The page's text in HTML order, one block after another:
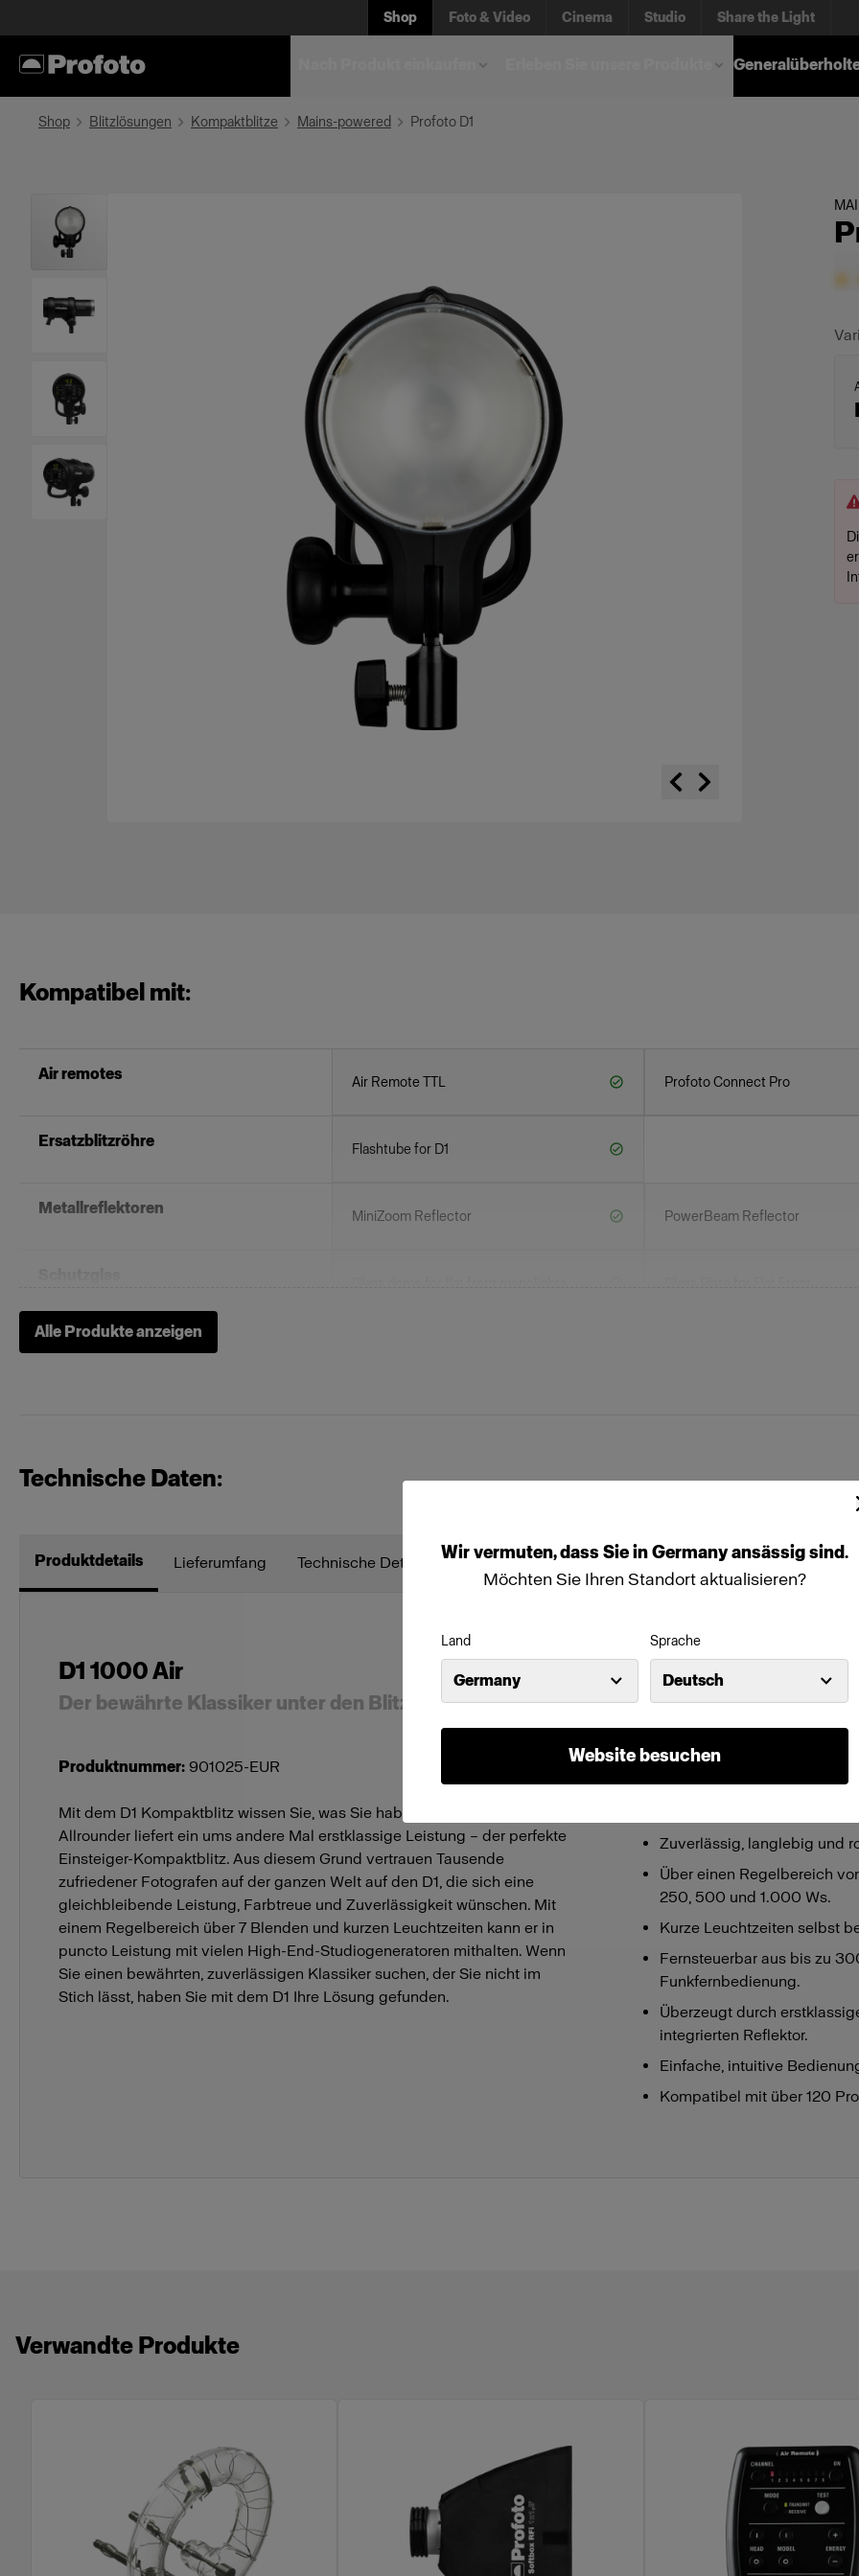
Wirvermuten,dass SieinGermany ansässigsind.
Möchten Sie Ihren Standort aktualisieren?
Land
Germany
Sprache
Deutsch
Website besuchen
Shop Foto & Video Cinema Studio Share the Light
Shop Blitzlösungen Kompaktblitze Mains-powered Profoto D1
Kompatibel mit:
Air remotes Air Remote TTL Profoto Connect Pro
Ersatzblitzröhre Flashtube for D1
Metallreflektoren MiniZoom Reflector PowerBeam Reflector
Soft Reflectors
Profoto Softbox Rectangular White
Protective Cap Stand Bracket Knob
Waben
Alle Produkte anzeigen
Technische Daten:
Produktdetails Lieferumfang Technische Details
D1 1000 Air
Der bewährte Klassiker unter den Blitzgeräten
Produktnummer: 901025-EUR
Mit dem D1 Kompaktblitz wissen Sie, was Sie haben. Der solide
Allrounder liefert ein ums andere Mal erstklassige Leistung – der perfekte
Einsteiger-Kompaktblitz. Aus diesem Grund vertrauen Tausende
zufriedener Fotografen auf der ganzen Welt auf den D1, die sich eine
gleichbleibende Leistung, Farbtreue und Zuverlässigkeit wünschen. Mit
einem Regelbereich über 7 Blenden und kurzen Leuchtzeiten kann er in
puncto Leistung mit vielen High-End-Studiogeneratoren mithalten. Wenn
Sie einen bewährten, zuverlässigen Klassiker suchen, der Sie nicht im
Stich lässt, haben Sie mit dem D1 Ihre Lösung gefunden.
Merkmale
Zuverlässig, langlebig und
Über einen Regelbereich
250, 500 und 1.000 Ws.
Kurze Leuchtzeiten selbst
Fernsteuerbar aus bis zu
Funkfernbedienung.
Überzeugt durch
integrierten Reflektor.
Einfache, intuitive
Kompatibel mit über 120
Verwandte Produkte